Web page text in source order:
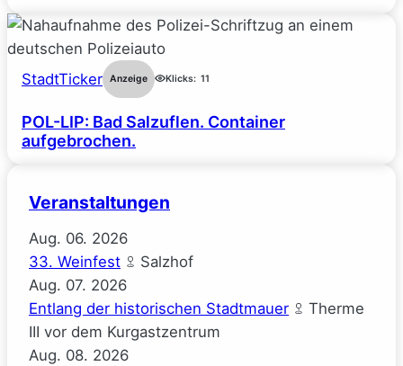
StadtTicker Anzeige Klicks: 11
POL-LIP: Bad Salzuflen. Container
aufgebrochen.
Veranstaltungen
Aug. 06. 2026
33. Weinfest
Salzhof
Aug. 07. 2026
Entlang der historischen Stadtmauer
Therme
III vor dem Kurgastzentrum
Aug. 08. 2026